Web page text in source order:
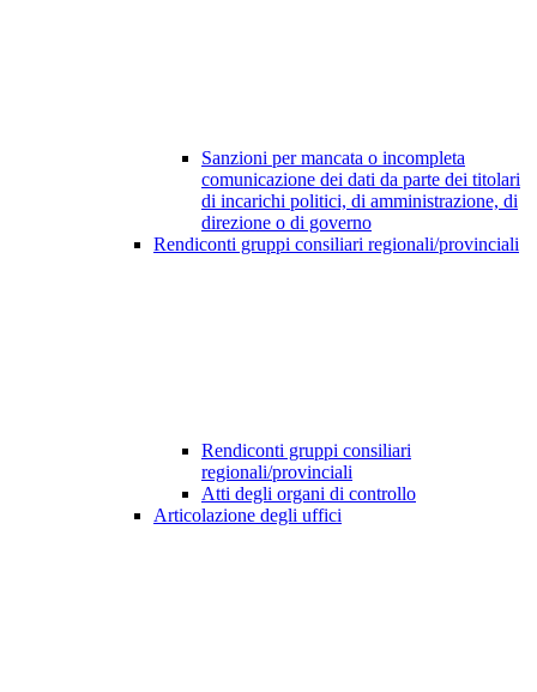
Sanzioni per mancata o incompleta
comunicazione dei dati da parte dei titolari
di incarichi politici, di amministrazione, di
direzione o di governo
Rendiconti gruppi consiliari regionali/provinciali
Rendiconti gruppi consiliari
regionali/provinciali
Atti degli organi di controllo
Articolazione degli uffici